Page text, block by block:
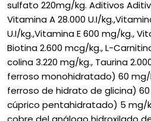
sulfato 220mg/kg. Aditivos
Vitamina A 28.000 U.I/
U.I/kg.,Vitamina E 600 mg/kg.,
Biotina 2.600 mcg/kg., L-
colina 3.220 mg/kg., Taurina
ferroso monohidratado) 60 mg/
ferroso de hidrato de glicina)
cúprico pentahidratado) 5 mg/